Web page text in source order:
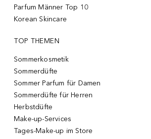
Parfum Männer Top 10
Korean Skincare
TOP THEMEN
Sommerkosmetik
Sommerdüfte
Sommer Parfum für Damen
Sommerdüfte für Herren
Herbstdüfte
Make-up-Services
Tages-Make-up im Store